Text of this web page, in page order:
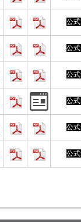
公
公
公
公
公
公